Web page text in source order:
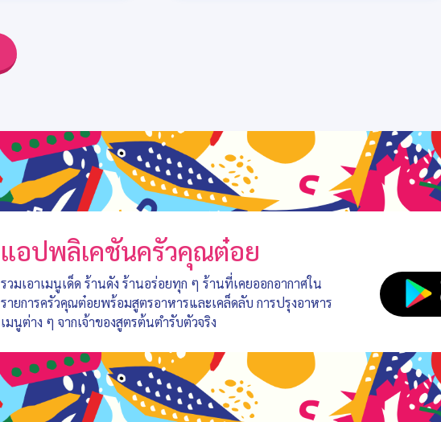
แอปพลิเคชันครัวคุณต๋อย
รวมเอาเมนูเด็ด ร้านดัง ร้านอร่อยทุก ๆ ร้านที่เคยออกอากาศใน
รายการครัวคุณต๋อยพร้อมสูตรอาหารและเคล็ดลับ การปรุงอาหาร
เมนูต่าง ๆ จากเจ้าของสูตรต้นตำรับตัวจริง